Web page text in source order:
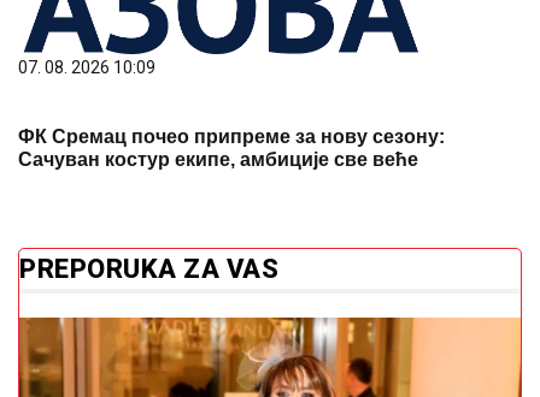
07. 08. 2026 10:09
ФК Сремац почео припреме за нову сезону:
Сачуван костур екипе, амбиције све веће
PREPORUKA ZA VAS